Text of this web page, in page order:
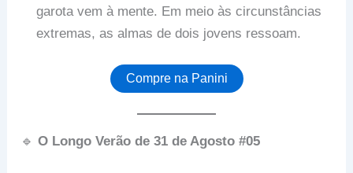
garota vem à mente. Em meio às circunstâncias
extremas, as almas de dois jovens ressoam.
Compre na Panini
🔹O Longo Verão de 31 de Agosto #05